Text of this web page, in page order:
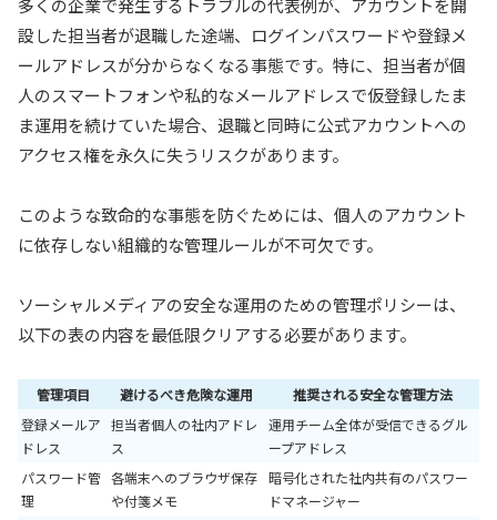
多くの企業で発生するトラブルの代表例が、アカウントを開
設した担当者が退職した途端、ログインパスワードや登録メ
ールアドレスが分からなくなる事態です。特に、担当者が個
人のスマートフォンや私的なメールアドレスで仮登録したま
ま運用を続けていた場合、退職と同時に公式アカウントへの
アクセス権を永久に失うリスクがあります。
このような致命的な事態を防ぐためには、個人のアカウント
に依存しない組織的な管理ルールが不可欠です。
ソーシャルメディアの安全な運用のための管理ポリシーは、
以下の表の内容を最低限クリアする必要があります。
管理項目 避けるべき危険な運用
推奨される安全な管理方法
登録メールア
ドレス
担当者個人の社内アドレ
ス
運用チーム全体が受信できるグル
ープアドレス
パスワード管
理
各端末へのブラウザ保存
や付箋メモ
暗号化された社内共有のパスワー
ドマネージャー